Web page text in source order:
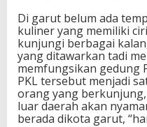
Di garut belum ada
kuliner yang memiliki
kunjungi berbagai
yang ditawarkan tadi
memfungsikan gedung
PKL tersebut menjadi
orang yang
luar daerah akan
berada dikota garut,